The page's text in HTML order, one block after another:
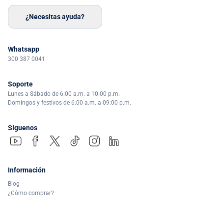
¿Necesitas ayuda?
Whatsapp
300 387 0041
Soporte
Lunes a Sábado de 6:00 a.m. a 10:00 p.m.
Domingos y festivos de 6:00 a.m. a 09:00 p.m.
Síguenos
Información
Blog
¿Cómo comprar?